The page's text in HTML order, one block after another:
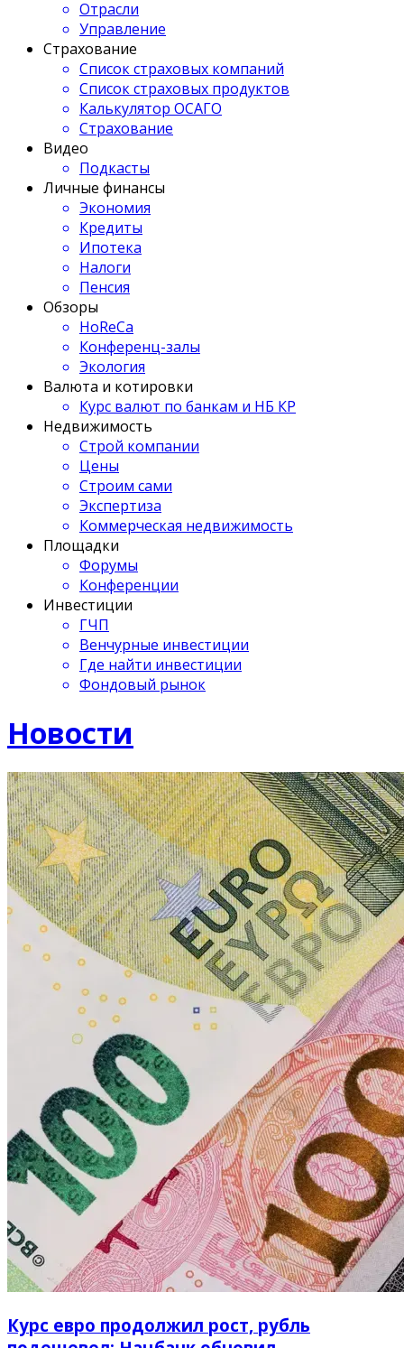
Отрасли
Управление
Страхование
Список страховых компаний
Список страховых продуктов
Калькулятор ОСАГО
Страхование
Видео
Подкасты
Личные финансы
Экономия
Кредиты
Ипотека
Налоги
Пенсия
Обзоры
HoReCa
Конференц-залы
Экология
Валюта и котировки
Курс валют по банкам и НБ КР
Недвижимость
Строй компании
Цены
Строим сами
Экспертиза
Коммерческая недвижимость
Площадки
Форумы
Конференции
Инвестиции
ГЧП
Венчурные инвестиции
Где найти инвестиции
Фондовый рынок
Новости
Курс евро продолжил рост, рубль